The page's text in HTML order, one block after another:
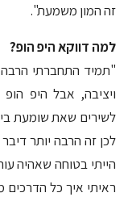
זה המון משמעת".
למה דווקא היפ הופ?
"תמיד התחברתי הרבה
ויציבה, אבל היפ
לשירים שאת שומעת
לכן זה הרבה יותר
הייתי בטוחה שאהיה
ראיתי איך כל הדרכים